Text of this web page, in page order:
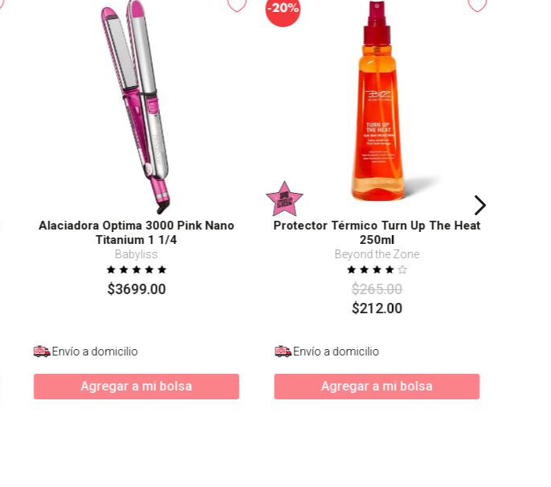
Alaciadora Optima 3000 Pink Nano
Titanium 1 1/4
Babyliss
$3699.00
Envío a domicilio
Agregar a mi bolsa
-20%
Protector Térmico Turn Up The Heat
250ml
Beyond the Zone
$265.00
$212.00
Envío a domicilio
Agregar a mi bolsa